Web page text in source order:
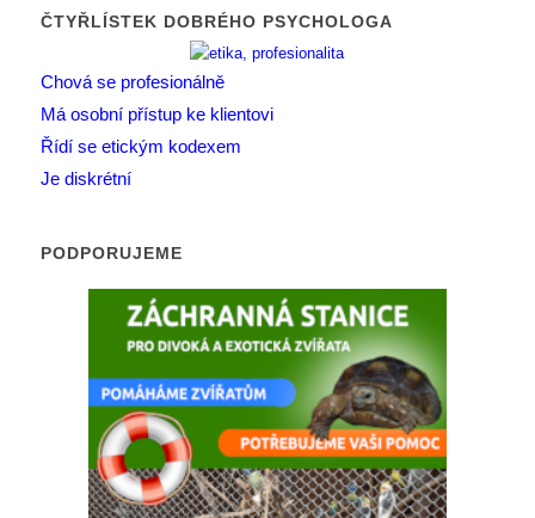
ČTYŘLÍSTEK DOBRÉHO PSYCHOLOGA
Chová se profesionálně
Má osobní přístup ke klientovi
Řídí se etickým kodexem
Je diskrétní
PODPORUJEME